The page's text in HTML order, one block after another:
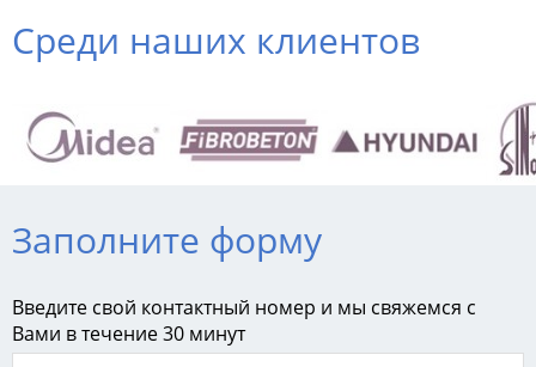
Среди наших клиентов
Заполните форму
Введите свой контактный номер и мы свяжемся с
Вами в течение 30 минут